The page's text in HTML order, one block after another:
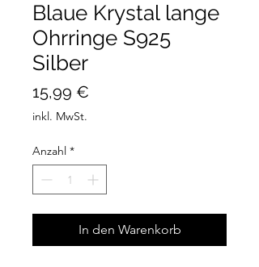
Blaue Krystal lange
Ohrringe S925
Silber
15,99 €
inkl. MwSt.
Anzahl *
In den Warenkorb